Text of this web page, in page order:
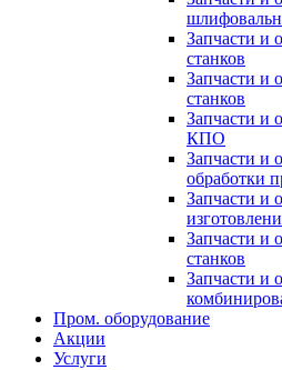
Запчасти и
станков
Запчасти и
станков
Запчасти и
КПО
Запчасти и
обработки
Запчасти и
Запчасти и
станков
Запчасти и
Пром. оборудование
Акции
Услуги